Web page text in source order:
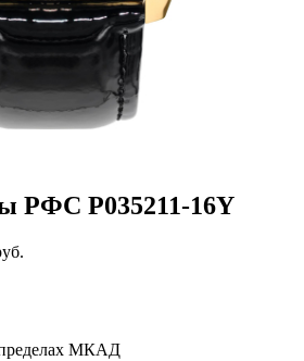
РФС P035211-16Y
пределах МКАД